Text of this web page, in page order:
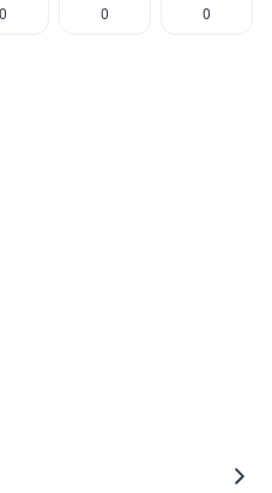
0 0 0